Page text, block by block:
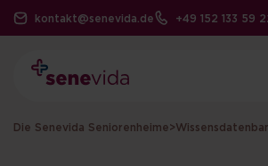
kontakt@senevida.de +49 152 133 59
Die Senevida Seniorenheime>